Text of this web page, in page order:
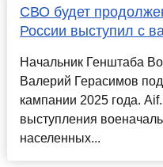
СВО будет
России выступил с
Начальник Генштаба
Валерий Герасимов
кампании 2025 года.
выступления
населенных...